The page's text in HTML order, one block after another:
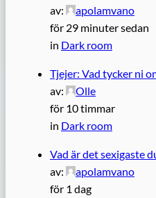
av:
apolamvano
för 29 minuter sedan
in Dark room
Tjejer: Vad tycker ni
av:
Olle
för 10 timmar
in Dark room
Vad är det sexigaste
av:
apolamvano
för 1 dag